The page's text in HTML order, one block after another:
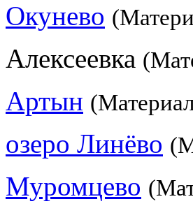
Окунево
Алексеевка
Артын
озеро Линёво
Муромцево